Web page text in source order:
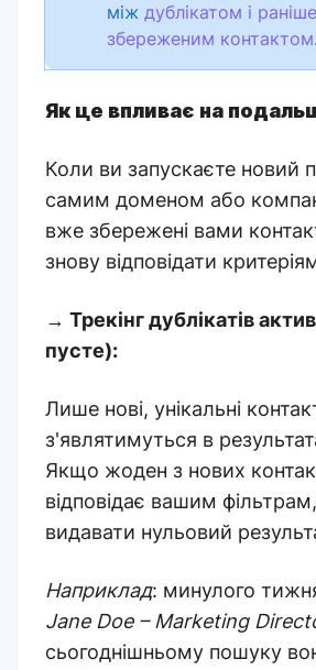
між дублікатом і раніше
збереженим контактом.
Як це впливає на
Коли ви запускаєте новий
самим доменом або
вже збережені вами
знову відповідати
→ Трекінг дублікатів
пусте):
Лише нові, унікальні
з'являтимуться в
Якщо жоден з нових
відповідає вашим
видавати нульовий
Наприклад: минулого
Jane Doe – Marketing
сьогоднішньому пошуку